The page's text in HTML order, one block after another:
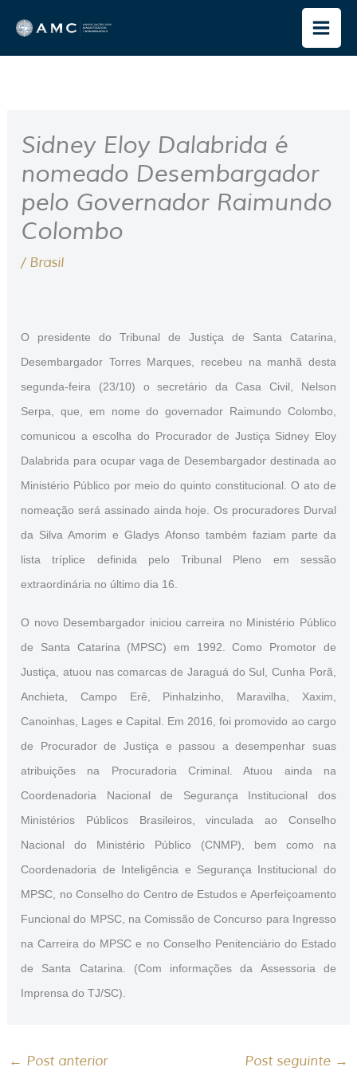
para
o
Sidney Eloy Dalabrida é
nomeado Desembargador
pelo Governador Raimundo
Colombo
/ Brasil
O presidente do Tribunal de Justiça de Santa Catarina,
Desembargador Torres Marques, recebeu na manhã desta
segunda-feira (23/10) o secretário da Casa Civil, Nelson
Serpa, que, em nome do governador Raimundo Colombo,
comunicou a escolha do Procurador de Justiça Sidney Eloy
Dalabrida para ocupar vaga de Desembargador destinada ao
Ministério Público por meio do quinto constitucional. O ato de
nomeação será assinado ainda hoje. Os procuradores Durval
da Silva Amorim e Gladys Afonso também faziam parte da
lista tríplice definida pelo Tribunal Pleno em sessão
extraordinária no último dia 16.
O novo Desembargador iniciou carreira no Ministério Público
de Santa Catarina (MPSC) em 1992. Como Promotor de
Justiça, atuou nas comarcas de Jaraguá do Sul, Cunha Porã,
Anchieta, Campo Erê, Pinhalzinho, Maravilha, Xaxim,
Canoinhas, Lages e Capital. Em 2016, foi promovido ao cargo
de Procurador de Justiça e passou a desempenhar suas
atribuições na Procuradoria Criminal. Atuou ainda na
Coordenadoria Nacional de Segurança Institucional dos
Ministérios Públicos Brasileiros, vinculada ao Conselho
Nacional do Ministério Público (CNMP), bem como na
Coordenadoria de Inteligência e Segurança Institucional do
MPSC, no Conselho do Centro de Estudos e Aperfeiçoamento
Funcional do MPSC, na Comissão de Concurso para Ingresso
na Carreira do MPSC e no Conselho Penitenciário do Estado
de Santa Catarina. (Com informações da Assessoria de
Imprensa do TJ/SC).
← Post anterior Post seguinte →